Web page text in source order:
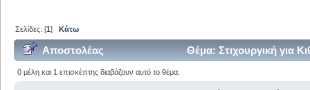
Σελίδες: [1]Κάτω
Αποστολέας Θέμα: Στιχουργική για
0 μέλη και 1 επισκέπτης διαβάζουν αυτό το θέμα.